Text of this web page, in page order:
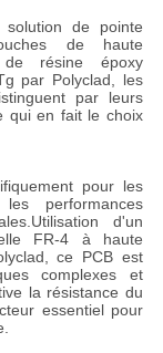
solution de pointe
de haute
de résine époxy
par Polyclad, les
par leurs
qui en fait le choix
pour les
performances
d'un
FR-4 à haute
ce PCB est
complexes et
la résistance du
essentiel pour